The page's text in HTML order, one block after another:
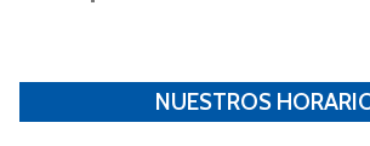
NUESTROS